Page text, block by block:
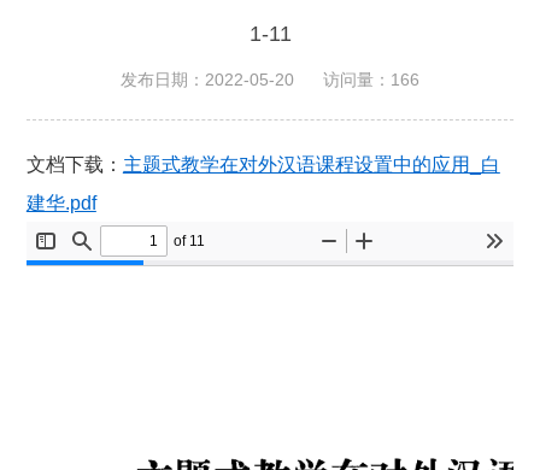
1-11
发布日期：2022-05-20 访问量： 166
文档下载： 主题式教学在对外汉语课程设置中的应用_白
建华.pdf